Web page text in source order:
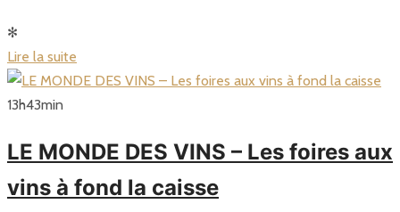
✻
Lire la suite
13h43min
LE MONDE DES VINS – Les foires aux
vins à fond la caisse